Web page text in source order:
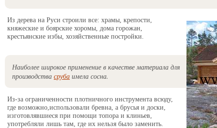
Из дерева на Руси строили все: храмы, крепости,
княжеские и боярские хоромы, дома горожан,
крестьянские избы, хозяйственные постройки.
Наиболее широкое применение в качестве материала для
производства сруба имела сосна.
Из-за ограниченности плотничного инструмента всюду,
где возможно,использовали бревна, а брусья и доски,
изготовлявшиеся при помощи топора и клиньев,
употребляли лишь там, где их нельзя было заменить.